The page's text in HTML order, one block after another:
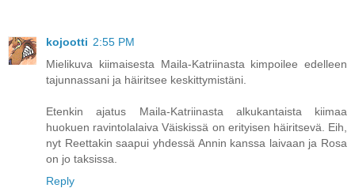
kojootti 2:55 PM
Mielikuva kiimaisesta Maila-Katriinasta kimpoilee edelleen
tajunnassani ja häiritsee keskittymistäni.
Etenkin ajatus Maila-Katriinasta alkukantaista kiimaa
huokuen ravintolalaiva Väiskissä on erityisen häiritsevä. Eih,
nyt Reettakin saapui yhdessä Annin kanssa laivaan ja Rosa
on jo taksissa.
Reply